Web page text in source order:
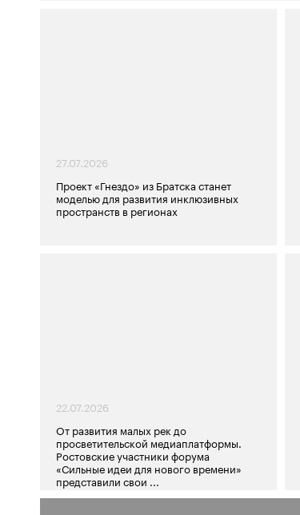
27.07.2026
Проект «Гнездо» из Братска станет
моделью для развития инклюзивных
пространств в регионах
22.07.2026
От развития малых рек до
просветительской медиаплатформы.
Ростовские участники форума
«Сильные идеи для нового времени»
представили свои ...